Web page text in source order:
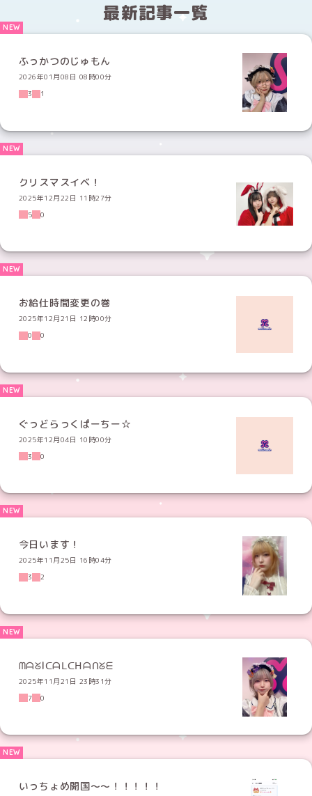
最新記事一覧
ふっかつのじゅもん
2026年01月08日 08時00分
3
1
クリスマスイベ！
2025年12月22日 11時27分
5
0
お給仕時間変更の巻
2025年12月21日 12時00分
0
0
ぐっどらっくぱーちー☆
2025年12月04日 10時00分
3
0
今日います！
2025年11月25日 16時04分
3
2
ᗰᗩᘜIᑕᗩᒪᑕᕼᗩᑎᘜᗴ
2025年11月21日 23時31分
7
0
いっちょめ開国〜〜！！！！！